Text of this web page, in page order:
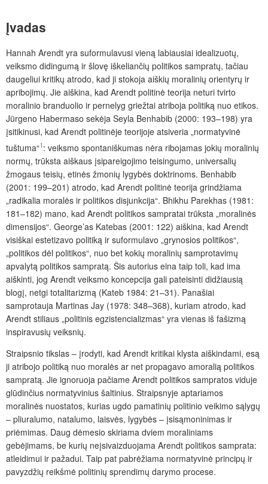
Įvadas
Hannah Arendt yra suformulavusi vieną labiausiai idealizuotų,
veiksmo didingumą ir šlovę iškeliančių politikos sampratų, tačiau
daugeliui kritikų atrodo, kad ji stokoja aiškių moralinių orientyrų ir
apribojimų. Jie aiškina, kad Arendt politinė teorija neturi tvirto
moralinio branduolio ir pernelyg griežtai atriboja politiką nuo etikos.
Jürgeno Habermaso sekėja Seyla Benhabib (2000: 193–198) yra
įsitikinusi, kad Arendt politinėje teorijoje atsiveria „normatyvinė
tuštuma“1: veiksmo spontaniškumas nėra ribojamas jokių moralinių
normų, trūksta aiškaus įsipareigojimo teisingumo, universalių
žmogaus teisių, etinės žmonių lygybės doktrinoms. Benhabib
(2001: 199–201) atrodo, kad Arendt politinė teorija grindžiama
„radikalia moralės ir politikos disjunkcija“. Bhikhu Parekhas (1981:
181–182) mano, kad Arendt politikos sampratai trūksta „moralinės
dimensijos“. George’as Katebas (2001: 122) aiškina, kad Arendt
visiškai estetizavo politiką ir suformulavo „grynosios politikos“,
„politikos dėl politikos“, nuo bet kokių moralinių samprotavimų
apvalytą politikos sampratą. Šis autorius eina taip toli, kad ima
aiškinti, jog Arendt veiksmo koncepcija gali pateisinti didžiausią
blogį, netgi totalitarizmą (Kateb 1984: 21–31). Panašiai
samprotauja Martinas Jay (1978: 348–368), kuriam atrodo, kad
Arendt stiliaus „politinis egzistencializmas“ yra vienas iš fašizmą
inspiravusių veiksnių.
Straipsnio tikslas – įrodyti, kad Arendt kritikai klysta aiškindami, esą
ji atribojo politiką nuo moralės ar net propagavo amoralią politikos
sampratą. Jie ignoruoja pačiame Arendt politikos sampratos viduje
glūdinčius normatyvinius šaltinius. Straipsnyje aptariamos
moralinės nuostatos, kurias ugdo pamatinių politinio veikimo sąlygų
– pliuralumo, natalumo, laisvės, lygybės – įsisąmoninimas ir
priėmimas. Daug dėmesio skiriama dviem moraliniams
gebėjimams, be kurių neįsivaizduojama Arendt politikos samprata:
atleidimui ir pažadui. Taip pat pabrėžiama normatyvinė principų ir
pavyzdžių reikšmė politinių sprendimų darymo procese.